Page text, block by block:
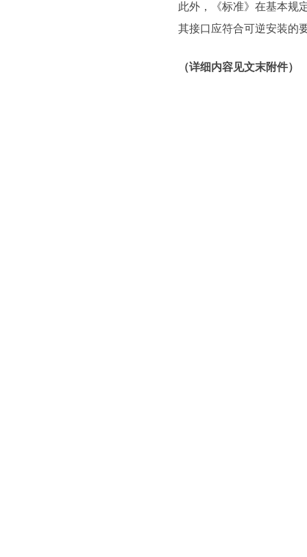
此外，《标准》在基本规
其接口应符合可逆安装的
（详细内容见文末附件）